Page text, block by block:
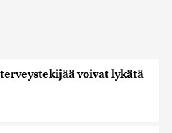
voivat lykätä